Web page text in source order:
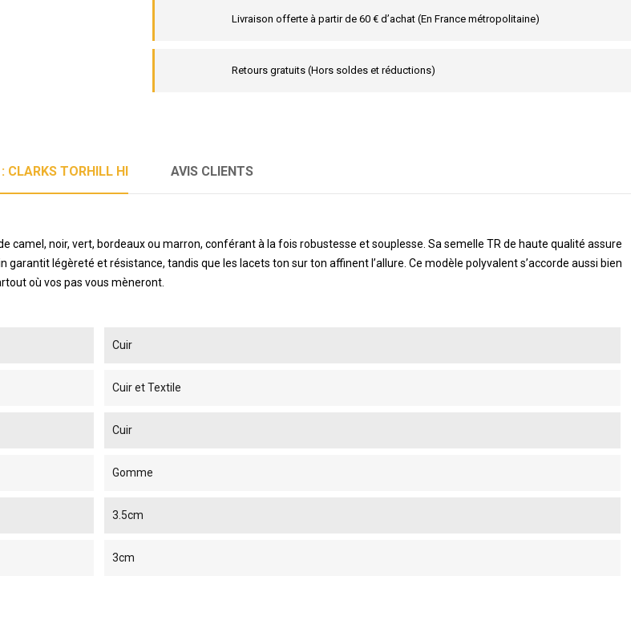
Livraison offerte à partir de 60 € d’achat (En France métropolitaine)
Retours gratuits (Hors soldes et réductions)
CLARKS TORHILL HI AVIS CLIENTS
noir, vert, bordeaux ou marron, conférant à la fois robustesse et souplesse. Sa semelle TR de haute qualité assure
légèreté et résistance, tandis que les lacets ton sur ton affinent l’allure. Ce modèle polyvalent s’accorde aussi bien
où vos pas vous mèneront.
Cuir
Cuir et Textile
Cuir
Gomme
3.5cm
3cm